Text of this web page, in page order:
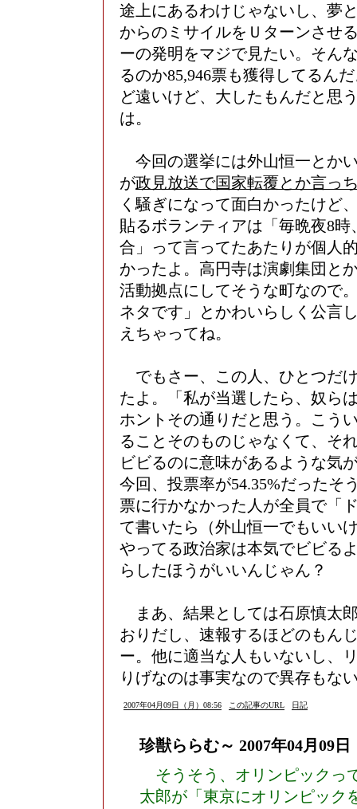
途上にあるわけじゃないし、夢
からのミサイルをＵターンさせ
ーの発明をマジで見たい。そん
るのか85,946票も獲得してるん
ど遠いけど、大したもんだと思
は。
今回の選挙には外山恒一とか
が政見放送で国家転覆とか言っ
く騒ぎになって面白かったけど
貼るボランティアは「毎晩夜8時
合」って言ってたあたりが個人
かったよ。高円寺は演劇集団と
活動拠点にしてそうな町なので
ネタです」とかわいらしく公言
えちゃってね。
でもさー、この人、ひとつだ
たよ。「私が当選したら、奴ら
ホントその通りだと思う。こう
ることそのものじゃなくて、そ
ビビるのに意味があるような気
今回、投票率が54.35%だったそ
票に行かなかった人が全員で「
て書いたら（外山恒一でもいい
やってる政治家は本気でビビる
らしたほうがいいんじゃん？
まあ、結果としては石原慎太
おりだし、速報するほどのもん
ー。他に適当な人もいないし、
りげなのは事実なので異存もな
2007年04月09日（月）08:56 この記事のURL 日記
珍獣ららむ～ 2007年04月09
そうそう、オリンピックっ
太郎が「東京にオリンピック